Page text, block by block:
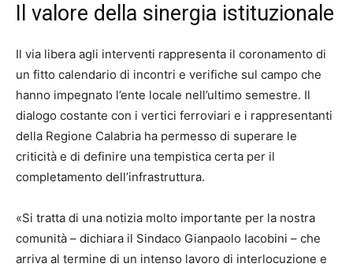
Il valore della sinergia istituzionale
Il via libera agli interventi rappresenta il coronamento di
un fitto calendario di incontri e verifiche sul campo che
hanno impegnato l’ente locale nell’ultimo semestre. Il
dialogo costante con i vertici ferroviari e i rappresentanti
della Regione Calabria ha permesso di superare le
criticità e di definire una tempistica certa per il
completamento dell’infrastruttura.
«Si tratta di una notizia molto importante per la nostra
comunità – dichiara il Sindaco Gianpaolo Iacobini – che
arriva al termine di un intenso lavoro di interlocuzione e